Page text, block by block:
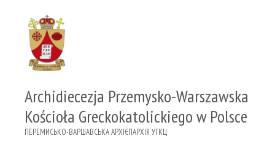
Archidiecezja Przemysko-Warszawska
Kościoła Greckokatolickiego w Polsce
ПЕРЕМИСЬКО-ВАРШАВСЬКА АРХІЄПАРХІЯ УГКЦ